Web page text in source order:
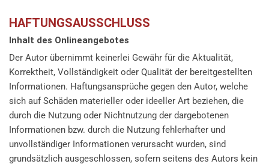
HAFTUNGSAUSSCHLUSS
Inhalt des Onlineangebotes
Der Autor übernimmt keinerlei Gewähr für die Aktualität,
Korrektheit, Vollständigkeit oder Qualität der bereitgestellten
Informationen. Haftungsansprüche gegen den Autor, welche
sich auf Schäden materieller oder ideeller Art beziehen, die
durch die Nutzung oder Nichtnutzung der dargebotenen
Informationen bzw. durch die Nutzung fehlerhafter und
unvollständiger Informationen verursacht wurden, sind
grundsätzlich ausgeschlossen, sofern seitens des Autors kein